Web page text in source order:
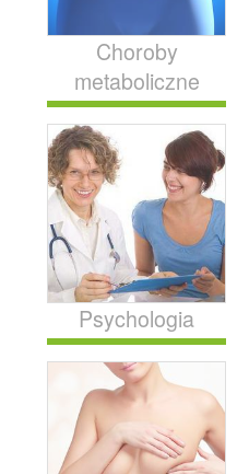
Choroby
metaboliczne
Psychologia